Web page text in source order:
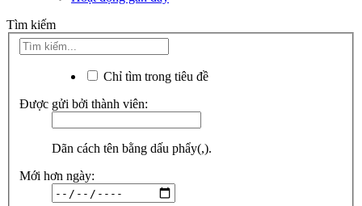
Tìm kiếm
Chỉ tìm trong tiêu đề
Được gửi bởi thành viên:
Dãn cách tên bằng dấu phẩy(,).
Mới hơn ngày: